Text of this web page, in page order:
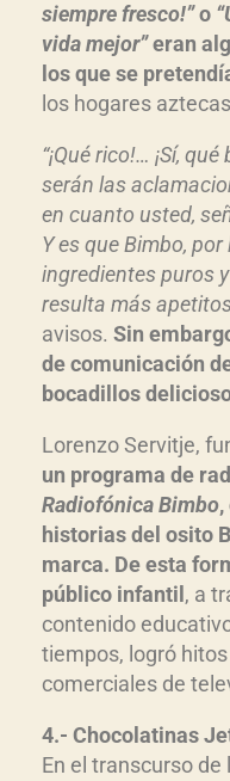
siempre fresco!”o
vida mejor”eran
los que se
los hogares
“¡Qué rico!… ¡Sí,
serán las
en cuanto usted,
Y es que Bimbo,
ingredientes puros
resulta más
avisos. Sin
de comunicación
bocadillos
Lorenzo Servitje,
un programa de
Radiofónica Bimbo
historias del osito
marca. De esta
público infantil , a
contenido
tiempos, logró
comerciales de
4.- Chocolatinas
En el transcurso